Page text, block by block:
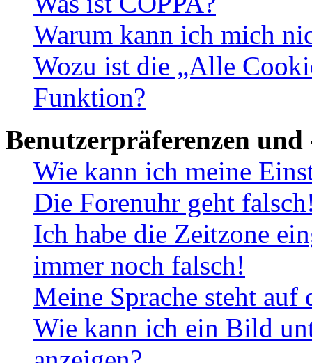
Warum kann ich mich
Wozu ist die „Alle
Funktion?
Benutzerpräferenzen und
Wie kann ich meine
Die Forenuhr geht
Ich habe die Zeitzone
immer noch falsch!
Meine Sprache steht
Wie kann ich ein Bild